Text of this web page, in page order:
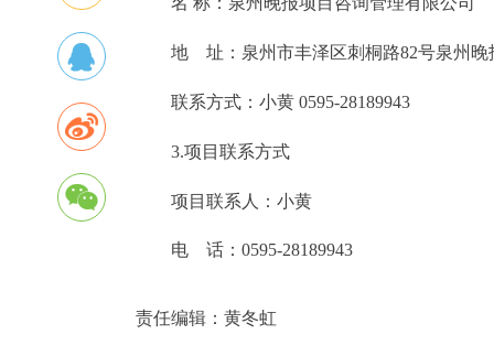
地 址：泉州市丰泽区刺桐
联系方式：小黄 0595-28189943
3.项目联系方式
项目联系人：小黄
电 话：0595-28189943
责任编辑： 黄冬虹